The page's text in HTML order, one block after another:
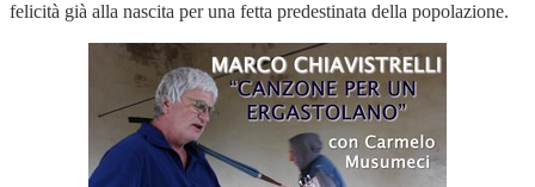
felicità già alla nascita per una fetta predestinata della popolazione.